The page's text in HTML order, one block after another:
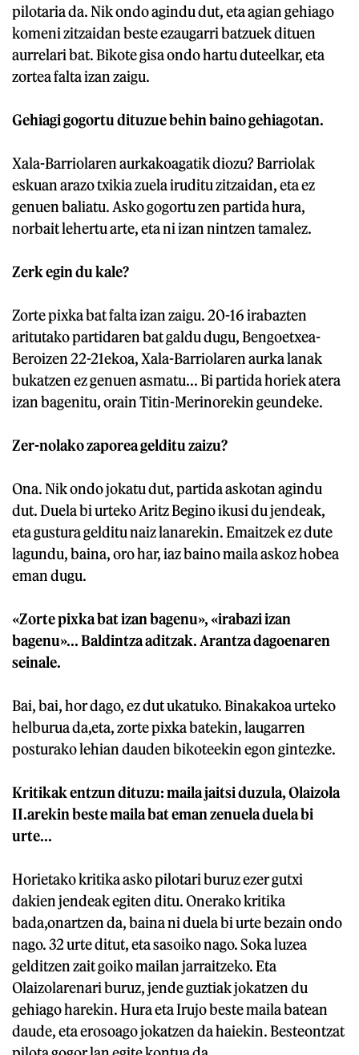
pilotaria da. Nik ondo agindu dut, eta agian gehiago
komeni zitzaidan beste ezaugarri batzuek dituen
aurrelari bat. Bikote gisa ondo hartu duteelkar, eta
zortea falta izan zaigu.
Gehiagi gogortu dituzue behin baino gehiagotan.
Xala-Barriolaren aurkakoagatik diozu? Barriolak
eskuan arazo txikia zuela iruditu zitzaidan, eta ez
genuen baliatu. Asko gogortu zen partida hura,
norbait lehertu arte, eta ni izan nintzen tamalez.
Zerk egin du kale?
Zorte pixka bat falta izan zaigu. 20-16 irabazten
aritutako partidaren bat galdu dugu, Bengoetxea-
Beroizen 22-21ekoa, Xala-Barriolaren aurka lanak
bukatzen ez genuen asmatu... Bi partida horiek atera
izan bagenitu, orain Titin-Merinorekin geundeke.
Zer-nolako zaporea gelditu zaizu?
Ona. Nik ondo jokatu dut, partida askotan agindu
dut. Duela bi urteko Aritz Begino ikusi du jendeak,
eta gustura gelditu naiz lanarekin. Emaitzek ez dute
lagundu, baina, oro har, iaz baino maila askoz hobea
eman dugu.
«Zorte pixka bat izan bagenu», «irabazi izan
bagenu»... Baldintza aditzak. Arantza dagoenaren
seinale.
Bai, bai, hor dago, ez dut ukatuko. Binakakoa urteko
helburua da,eta, zorte pixka batekin, laugarren
posturako lehian dauden bikoteekin egon gintezke.
Kritikak entzun dituzu: maila jaitsi duzula, Olaizola
II.arekin beste maila bat eman zenuela duela bi
urte...
Horietako kritika asko pilotari buruz ezer gutxi
dakien jendeak egiten ditu. Onerako kritika
bada,onartzen da, baina ni duela bi urte bezain ondo
nago. 32 urte ditut, eta sasoiko nago. Soka luzea
gelditzen zait goiko mailan jarraitzeko. Eta
Olaizolarenari buruz, jende guztiak jokatzen du
gehiago harekin. Hura eta Irujo beste maila batean
daude, eta erosoago jokatzen da haiekin. Besteontzat